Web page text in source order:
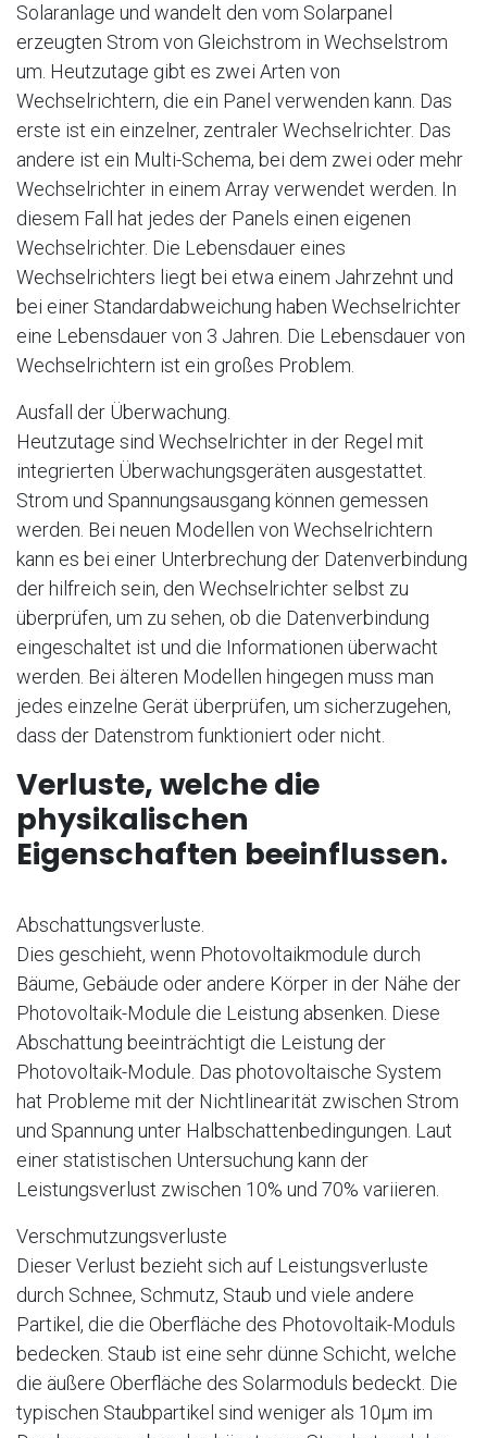
Solaranlage und wandelt den vom Solarpanel
erzeugten Strom von Gleichstrom in Wechselstrom
um. Heutzutage gibt es zwei Arten von
Wechselrichtern, die ein Panel verwenden kann. Das
erste ist ein einzelner, zentraler Wechselrichter. Das
andere ist ein Multi-Schema, bei dem zwei oder mehr
Wechselrichter in einem Array verwendet werden. In
diesem Fall hat jedes der Panels einen eigenen
Wechselrichter. Die Lebensdauer eines
Wechselrichters liegt bei etwa einem Jahrzehnt und
bei einer Standardabweichung haben Wechselrichter
eine Lebensdauer von 3 Jahren. Die Lebensdauer von
Wechselrichtern ist ein großes Problem.
Ausfall der Überwachung.
Heutzutage sind Wechselrichter in der Regel mit
integrierten Überwachungsgeräten ausgestattet.
Strom und Spannungsausgang können gemessen
werden. Bei neuen Modellen von Wechselrichtern
kann es bei einer Unterbrechung der Datenverbindung
der hilfreich sein, den Wechselrichter selbst zu
überprüfen, um zu sehen, ob die Datenverbindung
eingeschaltet ist und die Informationen überwacht
werden. Bei älteren Modellen hingegen muss man
jedes einzelne Gerät überprüfen, um sicherzugehen,
dass der Datenstrom funktioniert oder nicht.
Verluste, welche die
physikalischen
Eigenschaften beeinflussen.
Abschattungsverluste.
Dies geschieht, wenn Photovoltaikmodule durch
Bäume, Gebäude oder andere Körper in der Nähe der
Photovoltaik-Module die Leistung absenken. Diese
Abschattung beeinträchtigt die Leistung der
Photovoltaik-Module. Das photovoltaische System
hat Probleme mit der Nichtlinearität zwischen Strom
und Spannung unter Halbschattenbedingungen. Laut
einer statistischen Untersuchung kann der
Leistungsverlust zwischen 10% und 70% variieren.
Verschmutzungsverluste
Dieser Verlust bezieht sich auf Leistungsverluste
durch Schnee, Schmutz, Staub und viele andere
Partikel, die die Oberfläche des Photovoltaik-Moduls
bedecken. Staub ist eine sehr dünne Schicht, welche
die äußere Oberfläche des Solarmoduls bedeckt. Die
typischen Staubpartikel sind weniger als 10μm im